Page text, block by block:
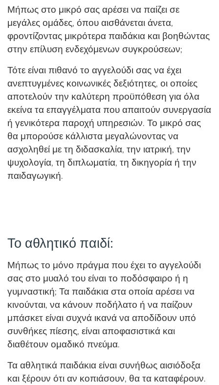
Μήπως στο μικρό σας αρέσει να παίζει σε
μεγάλες ομάδες, όπου αισθάνεται άνετα,
φροντίζοντας μικρότερα παιδάκια και βοηθώντας
στην επίλυση ενδεχόμενων συγκρούσεων;
Τότε είναι πιθανό το αγγελούδι σας να έχει
ανεπτυγμένες κοινωνικές δεξιότητες, οι οποίες
αποτελούν την καλύτερη προϋπόθεση για όλα
εκείνα τα επαγγέλματα που απαιτούν συνεργασία
ή γενικότερα παροχή υπηρεσιών. Το μικρό σας
θα μπορούσε κάλλιστα μεγαλώνοντας να
ασχοληθεί με τη διδασκαλία, την ιατρική, την
ψυχολογία, τη διπλωματία, τη δικηγορία ή την
παιδαγωγική.
Το αθλητικό παιδί:
Μήπως το μόνο πράγμα που έχει το αγγελούδι
σας στο μυαλό του είναι το ποδόσφαιρο ή η
γυμναστική; Τα παιδάκια στα οποία αρέσει να
κινούνται, να κάνουν ποδήλατο ή να παίζουν
μπάσκετ είναι συχνά ικανά να αποδίδουν υπό
συνθήκες πίεσης, είναι αποφασιστικά και
διαθέτουν ομαδικό πνεύμα.
Τα αθλητικά παιδάκια είναι συνήθως αισιόδοξα
και ξέρουν ότι αν κοπιάσουν, θα τα καταφέρουν.